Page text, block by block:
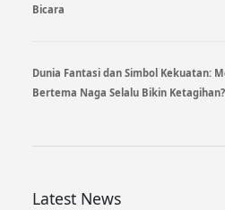
Bicara
Dunia Fantasi dan Simbol Kekuatan:
Bertema Naga Selalu Bikin Ketagihan?
Latest News